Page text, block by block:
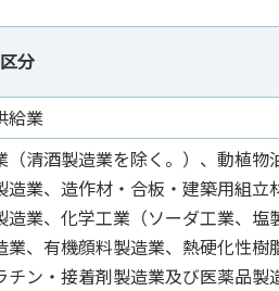
分
給業
清酒製造業を除く。）、動植物
業、造作材・合板・建築用組立
業、化学工業（ソーダ工業、塩
、有機顔料製造業、熱硬化性樹
ン・接着剤製造業及び医薬品製